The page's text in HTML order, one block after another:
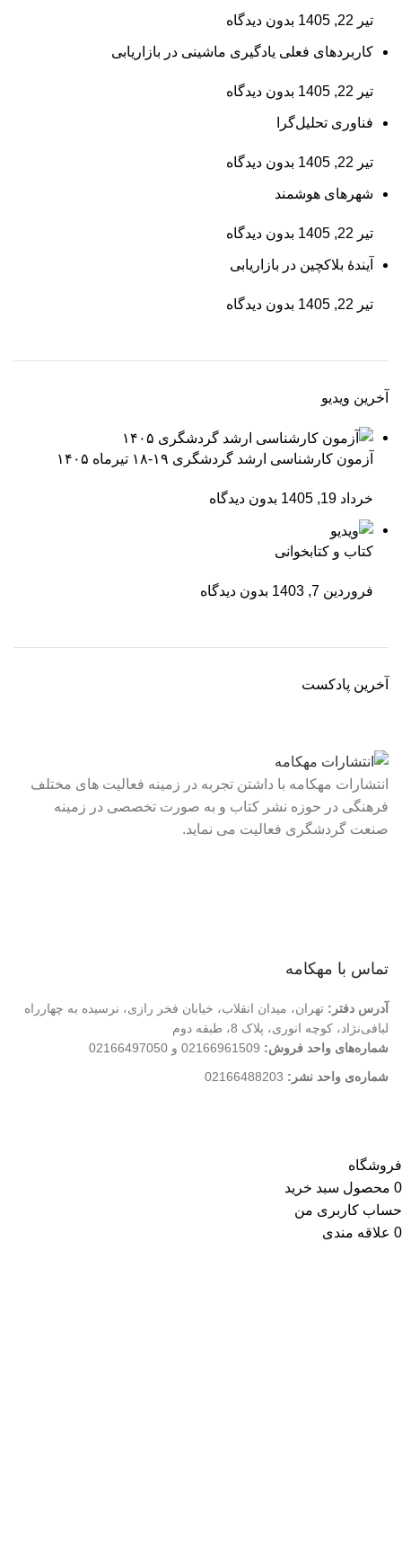
تیر 22, 1405 بدون دیدگاه
کاربردهای فعلی یادگیری ماشینی در بازاریابی
تیر 22, 1405 بدون دیدگاه
فناوری تحلیل‌گرا
تیر 22, 1405 بدون دیدگاه
شهرهای هوشمند
تیر 22, 1405 بدون دیدگاه
آیندۀ بلاکچین در بازاریابی
تیر 22, 1405 بدون دیدگاه
آخرین ویدیو
آزمون کارشناسی ارشد گردشگری ۱۹-۱۸ تیرماه ۱۴۰۵
خرداد 19, 1405 بدون دیدگاه
کتاب و کتابخوانی
فروردین 7, 1403 بدون دیدگاه
آخرین پادکست
انتشارات مهکامه با داشتن تجربه در زمینه فعالیت های مختلف
فرهنگی در حوزه نشر کتاب و به صورت تخصصی در زمینه
صنعت گردشگری فعالیت می نماید.
تماس با مهکامه
آدرس دفتر: تهران، میدان انقلاب، خیابان فخر رازی، نرسیده به چهارراه
لبافی‌نژاد، کوچه انوری، پلاک 8، طبقه دوم
شماره‌های واحد فروش: 02166961509 و 02166497050
شماره‌‌ی واحد نشر:
فروشگاه
0 محصول سبد خرید
حساب کاربری من
0 علاقه مندی